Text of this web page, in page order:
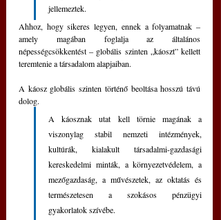
jellemeztek.
Ahhoz, hogy sikeres legyen, ennek a folyamatnak ‒
amely magában foglalja az általános
népességcsökkentést ‒ globális szinten „káoszt” kellett
teremtenie a társadalom alapjaiban.
A káosz globális szinten történő beoltása hosszú távú
dolog.
A káosznak utat kell törnie magának a
viszonylag stabil nemzeti intézmények,
kultúrák, kialakult társadalmi-gazdasági
kereskedelmi minták, a környezetvédelem, a
mezőgazdaság, a művészetek, az oktatás és
természetesen a szokásos pénzügyi
gyakorlatok szívébe.